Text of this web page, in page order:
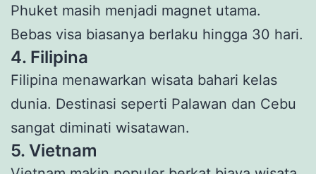
Phuket masih menjadi magnet utama.
Bebas visa biasanya berlaku hingga 30 hari.
4. Filipina
Filipina menawarkan wisata bahari kelas
dunia. Destinasi seperti Palawan dan Cebu
sangat diminati wisatawan.
5. Vietnam